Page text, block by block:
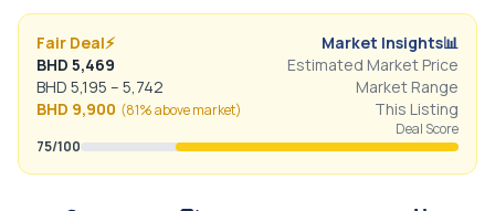
📊
Market Insights
⚡
Fair Deal
Estimated Market Price
BHD 5,469
Market Range
BHD 5,195 – 5,742
This Listing
BHD 9,900 (81% abovemarket)
Deal Score
75/100